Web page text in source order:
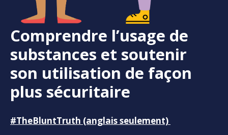
Comprendre l’usage de
substances et soutenir
son utilisation de façon
plus sécuritaire
#TheBluntTruth (anglais seulement)